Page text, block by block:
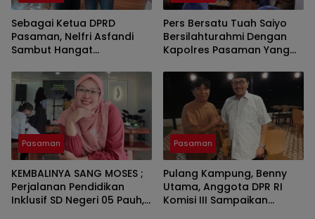
Sebagai Ketua DPRD
Pasaman, Nelfri Asfandi
Sambut Hangat
Tuah Saiyo.
Pers Bersatu Tuah Saiyo
Bersilahturahmi Dengan
Kapolres Pasaman Yang
Pasaman
KEMBALINYA SANG MOSES ;
Perjalanan Pendidikan
Inklusif SD Negeri 05 Pauh,
Pasaman
Pulang Kampung, Benny
Utama, Anggota DPR RI
Komisi III Sampaikan